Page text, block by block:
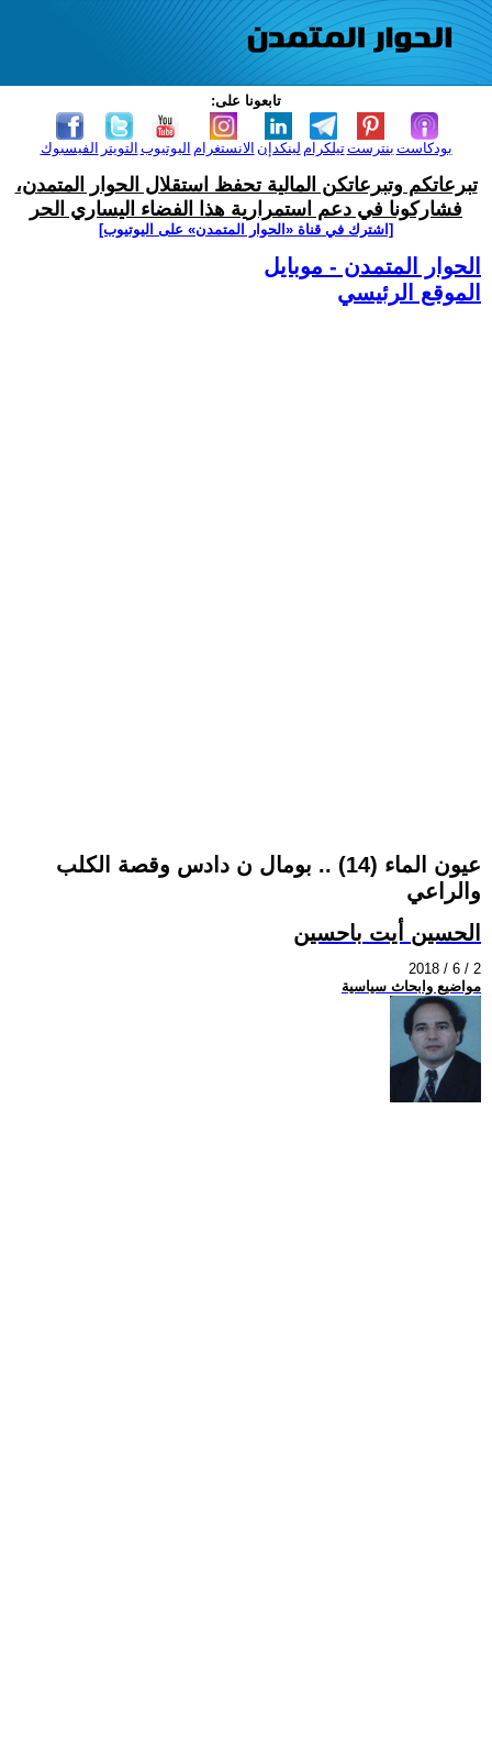
تابعونا على:
الفيسبوك التويتر اليوتيوب الانستغرام لينكدإن تيلكرامبنترست بودكاست
تبرعاتكم وتبرعاتكن المالية تحفظ استقلال الحوار المتمدن،
فشاركونا في دعم استمرارية هذا الفضاء اليساري الحر
[اشترك في قناة ‫«الحوار المتمدن» على اليوتيوب]
الحوار المتمدن - موبايل
الموقع الرئيسي
عيون الماء (14) .. بومال ن دادس وقصة الكلب
والراعي
الحسين أيت باحسين
2018 / 6 / 2
مواضيع وابحاث سياسية